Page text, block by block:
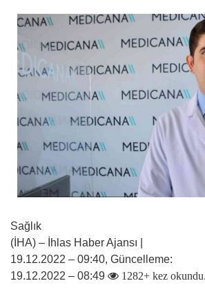
Sağlık
(İHA) – İhlas Haber Ajansı |
19.12.2022 – 09:40, Güncelleme:
19.12.2022 – 08:49
1282+ kez okundu.